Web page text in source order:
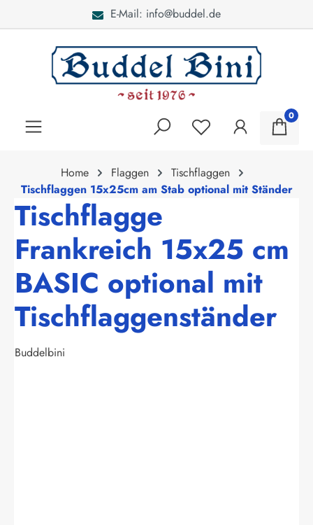
E-Mail: info@buddel.de
0
Home Flaggen
Tischflaggen
Tischflaggen 15x25cm am Stab optional mit Ständer
Tischflagge
Frankreich 15x25 cm
BASIC optional mit
Tischflaggenständer
Buddelbini